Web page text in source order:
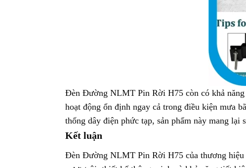
Đèn Đường NLMT Pin Rời H75 còn có khả năng
hoạt động ổn định ngay cả trong điều kiện mưa
thống dây điện phức tạp, sản phẩm này mang
Kết luận
Đèn Đường NLMT Pin Rời H75 của thương hiệu